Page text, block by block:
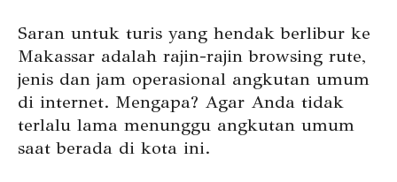
Saran untuk turis yang hendak berlibur ke
Makassar adalah rajin-rajin browsing rute,
jenis dan jam operasional angkutan umum
di internet. Mengapa? Agar Anda tidak
terlalu lama menunggu angkutan umum
saat berada di kota ini.